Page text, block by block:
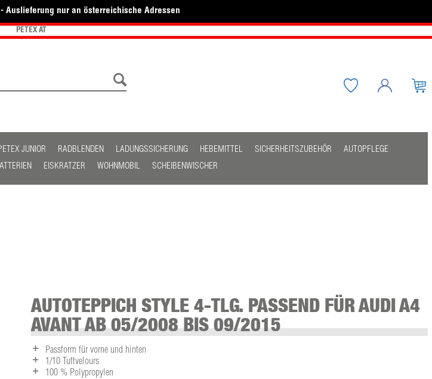
- Auslieferung nur an österreichische Adressen
PETEX AT
JUNIOR RADBLENDEN LADUNGSSICHERUNG HEBEMITTEL SICHERHEITSZUBEHÖR
AUTOPFLEGE
EISKRATZER WOHNMOBIL SCHEIBENWISCHER
AUTOTEPPICH STYLE 4-TLG. PASSEND FÜR AUDI A4
AVANT AB 05/2008 BIS 09/2015
Passform für vorne und hinten
1/10 Tuftvelours
100 % Polypropylen